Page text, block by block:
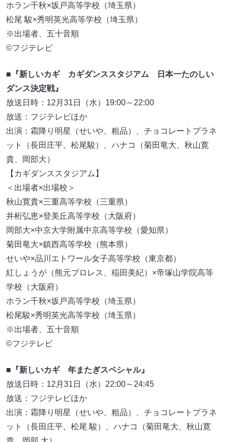
ホラン千秋×坂戸高等学校（埼玉県）
松尾 駿×秀明英光高等学校（埼玉県）
※出場者、五十音順
©フジテレビ
■『新しいカギ カギダンススタジアム 日本一たのしい
ダンス決定戦』
放送日時：12月31日（水）19:00～22:00
放送：フジテレビほか
出演：霜降り明星（せいや、粗品）、チョコレートプラネ
ット（長田庄平、松尾駿）、ハナコ（菊田竜大、秋山寛
貴、岡部大）
【カギダンススタジアム】
＜出場者×出場校＞
秋山寛貴×三重高等学校（三重県）
井桁弘恵×登美丘高等学校（大阪府）
岡部大×中京大学附属中京高等学校（愛知県）
菊田竜大×鎮西高等学校（熊本県）
せいや×品川エトワール女子高等学校（東京都）
紅しょうが（熊元プロレス、稲田美紀）×帝塚山学院高等
学校（大阪府）
ホラン千秋×坂戸高等学校（埼玉県）
松尾駿×秀明英光高等学校（埼玉県）
※出場者、五十音順
©フジテレビ
■『新しいカギ 年またぎスペシャル』
放送日時：12月31日（水）22:00～24:45
放送：フジテレビほか
出演：霜降り明星（せいや、粗品）、チョコレートプラネ
ット（長田庄平、松尾 駿）、ハナコ（菊田竜大、秋山寛